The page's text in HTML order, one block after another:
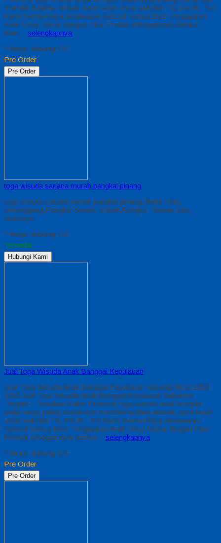
memiliki kualitas terbaik, kami kasih untuk sekolah TK, PAUD , SD
Kami memberinya penawaran Special semua level Pengajaran
Anak Umur Dasar dengan Fitur Produk sebagaimana berikut :
Kain… selengkapnya
*Harga Hubungi CS
Pre Order
Pre Order
toga wisuda sarjana murah pangkal pinang
toga wisuda sarjana murah pangkal pinang, Bukit Intan,
Gerunggang,Pangkal Balam, Gabek,Rangkui, Taman Sari,
Girimaya
*Harga Hubungi CS
Tersedia
Hubungi Kami
Jual Toga Wisuda Anak Banggai Kepulauan
Jual Toga Wisuda Anak Banggai Kepulauan Hubungi 0812-2282-
1060 Jual Toga Wisuda Anak Banggai Kepulauan Sulawesi
Tengah – Temukan Paket Promosi toga wisuda anak komplet
pada harga paling murah dan memiliki kualitas terbaik, kami kasih
untuk sekolah TK, PAUD , SD Kami memberinya penawaran
Special semua level Pengajaran Anak Umur Dasar dengan Fitur
Produk sebagaimana berikut… selengkapnya
*Harga Hubungi CS
Pre Order
Pre Order